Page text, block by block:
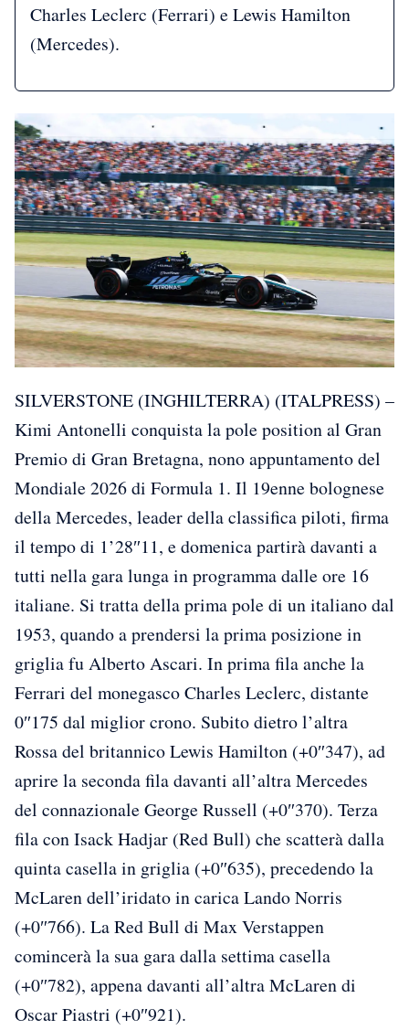
Charles Leclerc (Ferrari) e Lewis Hamilton
(Mercedes).
SILVERSTONE (INGHILTERRA) (ITALPRESS) –
Kimi Antonelli conquista la pole position al Gran
Premio di Gran Bretagna, nono appuntamento del
Mondiale 2026 di Formula 1. Il 19enne bolognese
della Mercedes, leader della classifica piloti, firma
il tempo di 1’28″11, e domenica partirà davanti a
tutti nella gara lunga in programma dalle ore 16
italiane. Si tratta della prima pole di un italiano dal
1953, quando a prendersi la prima posizione in
griglia fu Alberto Ascari. In prima fila anche la
Ferrari del monegasco Charles Leclerc, distante
0″175 dal miglior crono. Subito dietro l’altra
Rossa del britannico Lewis Hamilton (+0″347), ad
aprire la seconda fila davanti all’altra Mercedes
del connazionale George Russell (+0″370). Terza
fila con Isack Hadjar (Red Bull) che scatterà dalla
quinta casella in griglia (+0″635), precedendo la
McLaren dell’iridato in carica Lando Norris
(+0″766). La Red Bull di Max Verstappen
comincerà la sua gara dalla settima casella
(+0″782), appena davanti all’altra McLaren di
Oscar Piastri (+0″921).